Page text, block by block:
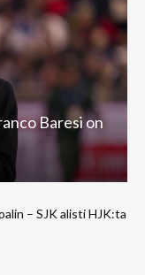
Baresi on
– SJK alisti HJK:ta